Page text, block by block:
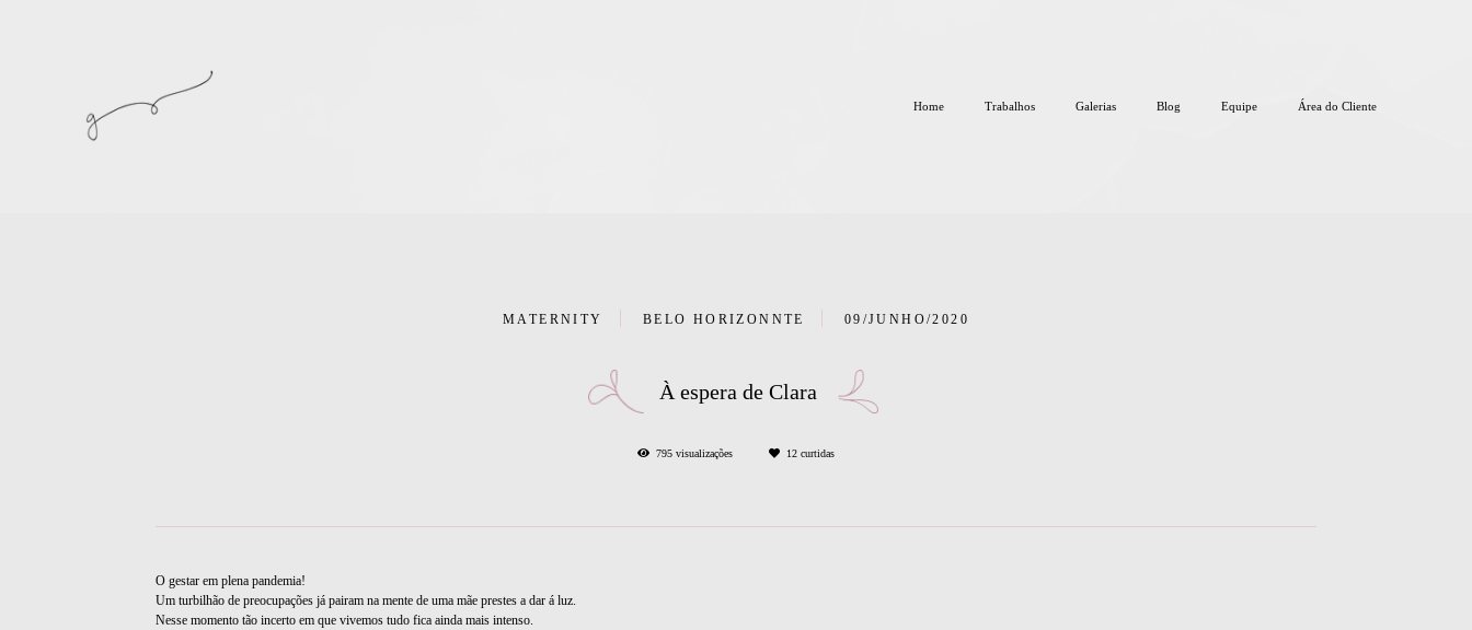
Home Trabalhos Galerias Blog Equipe Área do Cliente
MATERNITY BELO HORIZONNTE 09/JUNHO/2020
À espera de Clara
795 visualizações 12 curtidas
O gestar em plena pandemia!
Um turbilhão de preocupações já pairam na mente de uma mãe prestes a dar á luz.
Nesse momento tão incerto em que vivemos tudo fica ainda mais intenso.